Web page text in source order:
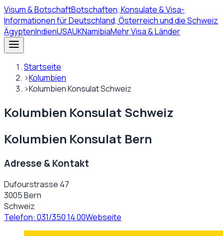
Visum& BotschaftBotschaften, Konsulate & Visa-
Informationen für Deutschland, Österreich und die Schweiz
ÄgyptenIndienUSAUKNamibiaMehr Visa & Länder
Startseite
›Kolumbien
›Kolumbien Konsulat Schweiz
Kolumbien Konsulat Schweiz
Kolumbien Konsulat Bern
Adresse & Kontakt
Dufourstrasse 47
3005 Bern
Schweiz
Telefon: 031/350 14 00Webseite